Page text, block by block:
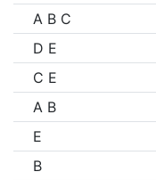
A B C
D E
C E
A B
E
B